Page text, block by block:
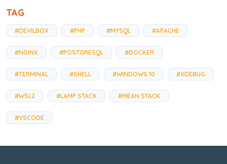
TAG
#DEVILBOX #PHP #MYSQL #APACHE
#NGINX #POSTGRESQL #DOCKER
#TERMINAL #SHELL #WINDOWS 10 #XDEBUG
#WSL2 #LAMP STACK #MEAN STACK
#VSCODE